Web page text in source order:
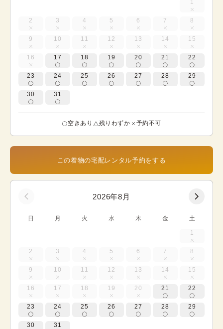
1
2 3 4 5 6 7 8
9 10 11 12 13 14 15
16 17 18 19 20 21 22
23 24 25 26 27 28 29
30 31
空きあり 残りわずか 予約不可
この着物の宅配レンタル予約をする
2026年8月
日 月 火 水 木 金 土
1
2 3 4 5 6 7 8
9 10 11 12 13 14 15
16 17 18 19 20 21 22
23 24 25 26 27 28 29
30 31